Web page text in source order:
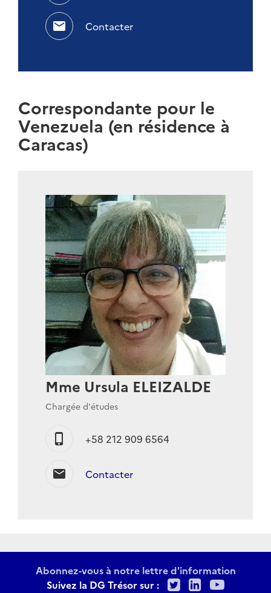
mail Contacter
Correspondante pour le
Venezuela (en résidence à
Caracas)
Mme Ursula ELEIZALDE
Chargée d'études
phone_iphone +58 212 909 6564
mail Contacter
Abonnez-vous à notre lettre d'information
Suivez la DG Trésor sur :
TwitterLinkedIn